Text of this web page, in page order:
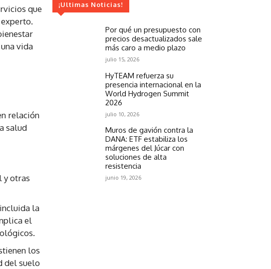
que
vida
relación
salud
y otras
la
el
los
del suelo
¡Ultimas Noticias!
Por qué un presupuesto con
precios desactualizados sale
más caro a medio plazo
julio 15, 2026
HyTEAM refuerza su
presencia internacional en la
World Hydrogen Summit
2026
julio 10, 2026
Muros de gavión contra la
DANA: ETF estabiliza los
márgenes del Júcar con
soluciones de alta
resistencia
junio 19, 2026